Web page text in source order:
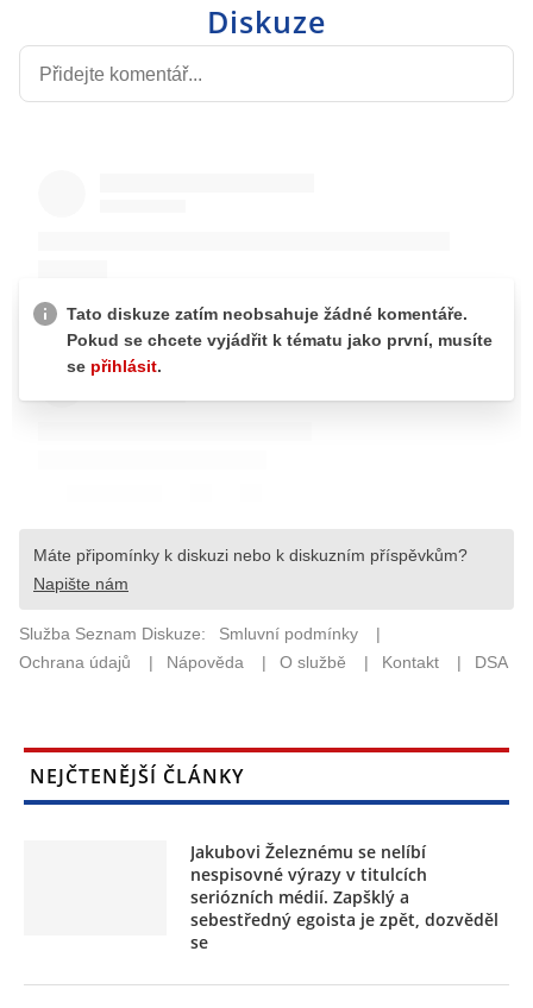
Diskuze
NEJČTENĚJŠÍ ČLÁNKY
Jakubovi Železnému se nelíbí
nespisovné výrazy v titulcích
seriózních médií. Zapšklý a
sebestředný egoista je zpět, dozvěděl
se